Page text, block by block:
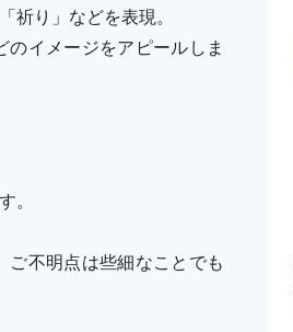
り」などを表現。
のイメージをアピールしま
。
不明点は些細なことでも